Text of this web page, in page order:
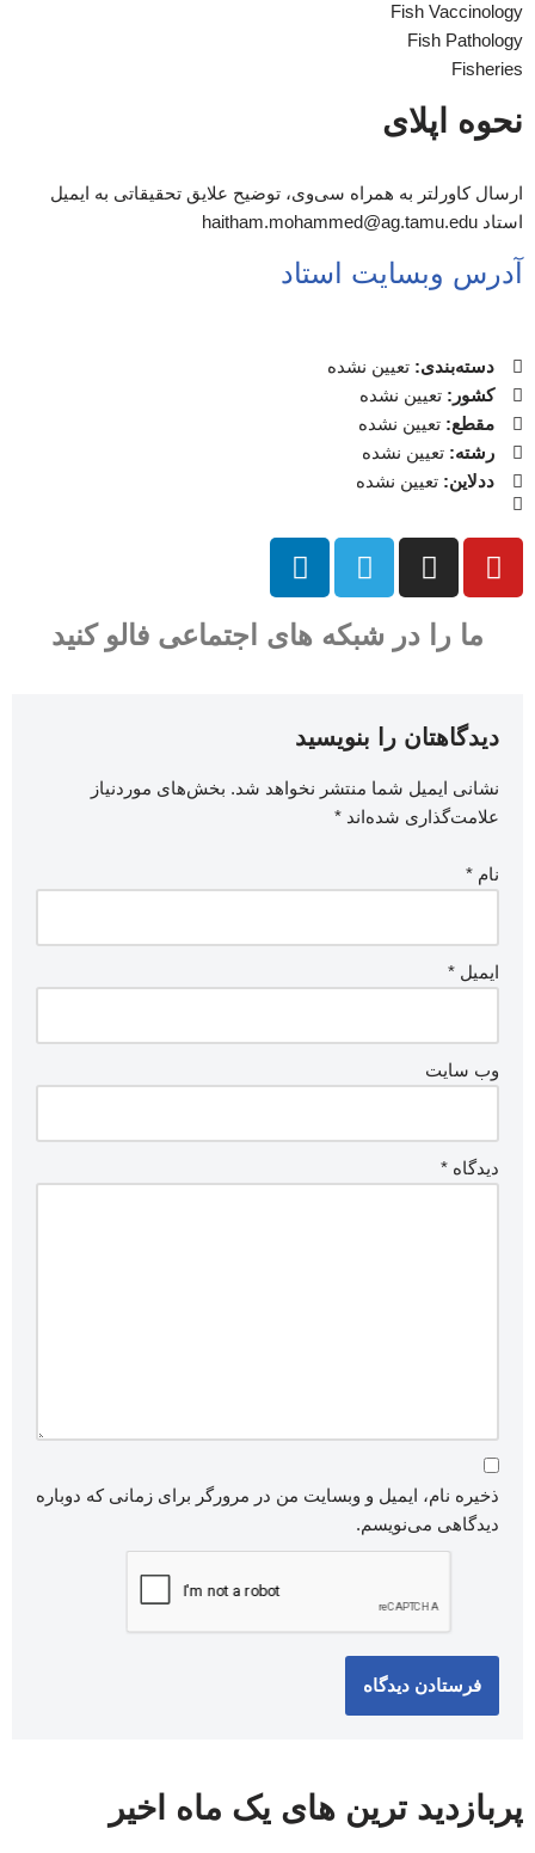
Fish Vaccinology
Fish Pathology
Fisheries
نحوه اپلای
ارسال کاورلتر به همراه سی‌وی، توضیح علایق تحقیقاتی به ایمیل
استاد haitham.mohammed@ag.tamu.edu
آدرس وبسایت استاد
دسته‌بندی: تعیین نشده
کشور: تعیین نشده
مقطع: تعیین نشده
رشته: تعیین نشده
ددلاین: تعیین نشده
ما را در شبکه های اجتماعی فالو کنید
دیدگاهتان را بنویسید
نشانی ایمیل شما منتشر نخواهد شد. بخش‌های موردنیاز
علامت‌گذاری شده‌اند *
نام *
ایمیل *
وب‌ سایت
دیدگاه *
ذخیره نام، ایمیل و وبسایت من در مرورگر برای زمانی که دوباره
دیدگاهی می‌نویسم.
پربازدید ترین های یک ماه اخیر